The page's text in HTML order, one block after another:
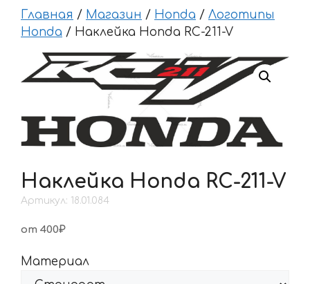
Главная / Магазин / Honda / Логотипы
Honda / Наклейка Honda RC-211-V
Наклейка Honda RC-211-V
Артикул: 18.01.084
от 400₽
Материал